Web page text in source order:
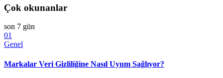
Çok okunanlar
son 7 gün
01
Genel
Markalar Veri Gizliliğine Nasıl Uyum Sağlıyor?